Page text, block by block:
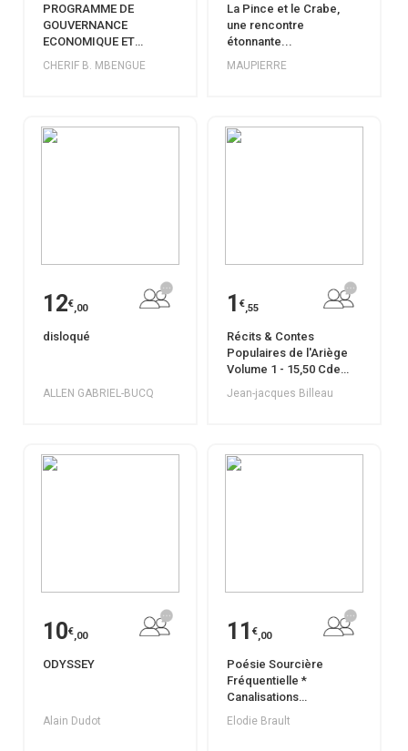
PROGRAMME DE
GOUVERNANCE
ECONOMIQUE ET
TERRITORIALE
CHERIF B. MBENGUE
La Pince et le Crabe,
une rencontre
étonnante...
MAUPIERRE
12€,00
disloqué
ALLEN GABRIEL-BUCQ
1 €,55
Récits & Contes
Populaires de l'Ariège
Volume 1 - 15,50 Cde
01038652
Jean-jacques Billeau
10€,00
ODYSSEY
Alain Dudot
11 €,00
Poésie Sourcière
Fréquentielle *
Canalisations
Vibratoires
Elodie Brault